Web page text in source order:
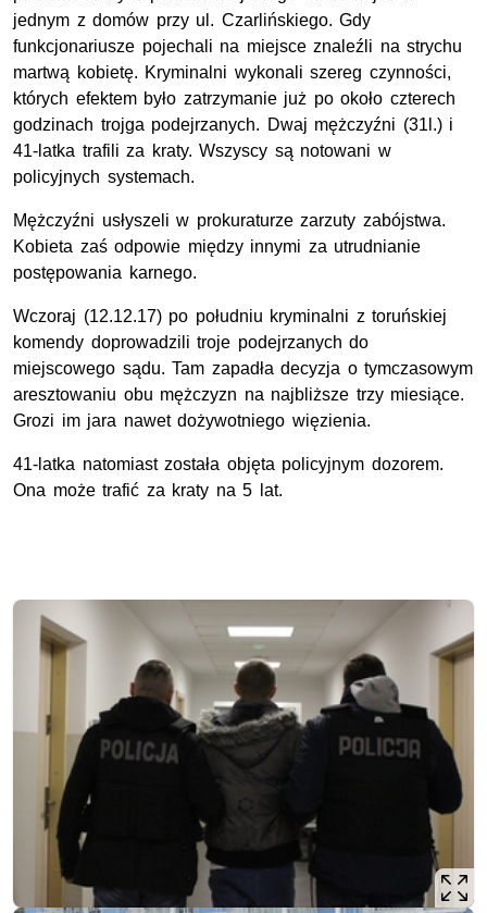
jednym z domów przy ul. Czarlińskiego. Gdy
funkcjonariusze pojechali na miejsce znaleźli na strychu
martwą kobietę. Kryminalni wykonali szereg czynności,
których efektem było zatrzymanie już po około czterech
godzinach trojga podejrzanych. Dwaj mężczyźni (31l.) i
41-latka trafili za kraty. Wszyscy są notowani w
policyjnych systemach.
Mężczyźni usłyszeli w prokuraturze zarzuty zabójstwa.
Kobieta zaś odpowie między innymi za utrudnianie
postępowania karnego.
Wczoraj (12.12.17) po południu kryminalni z toruńskiej
komendy doprowadzili troje podejrzanych do
miejscowego sądu. Tam zapadła decyzja o tymczasowym
aresztowaniu obu mężczyzn na najbliższe trzy miesiące.
Grozi im jara nawet dożywotniego więzienia.
41-latka natomiast została objęta policyjnym dozorem.
Ona może trafić za kraty na 5 lat.